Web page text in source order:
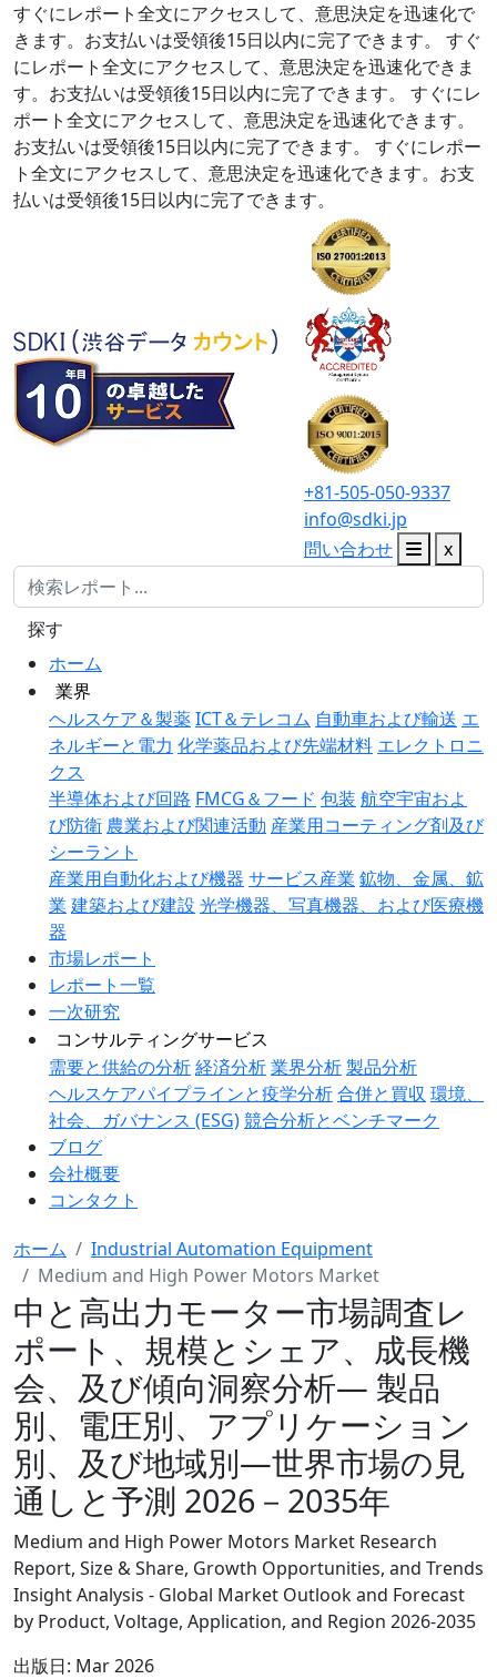
すぐにレポート全文にアクセスして、意思決定を迅速化で
きます。お支払いは受領後15日以内に完了できます。
すぐ
にレポート全文にアクセスして、意思決定を迅速化できま
す。お支払いは受領後15日以内に完了できます。
すぐにレ
ポート全文にアクセスして、意思決定を迅速化できます。
お支払いは受領後15日以内に完了できます。
すぐにレポー
ト全文にアクセスして、意思決定を迅速化できます。お支
払いは受領後15日以内に完了できます。
+81-505-050-9337
info@sdki.jp
問い合わせ
x
ホーム
業界
ヘルスケア＆製薬ICT＆テレコム 自動車および輸送 エ
ネルギーと電力 化学薬品および先端材料 エレクトロニ
クス
半導体および回路 FMCG＆フード 包装 航空宇宙およ
び防衛 農業および関連活動 産業用コーティング剤及び
シーラント
産業用自動化および機器 サービス産業 鉱物、金属、鉱
業 建築および建設 光学機器、写真機器、および医療機
器
市場レポート
レポート一覧
一次研究
コンサルティングサービス
需要と供給の分析経済分析業界分析製品分析
ヘルスケアパイプラインと疫学分析合併と買収 環境、
社会、ガバナンス (ESG)競合分析とベンチマーク
ブログ
会社概要
コンタクト
探す
ホーム
Industrial Automation Equipment
Medium and High Power Motors Market
中と高出力モーター市場調査レ
ポート、規模とシェア、成長機
会、及び傾向洞察分析― 製品
別、電圧別、アプリケーション
別、及び地域別―世界市場の見
通しと予測 2026－2035年
Medium and High Power Motors Market Research
Report, Size & Share, Growth Opportunities, and Trends
Insight Analysis - Global Market Outlook and Forecast
by Product, Voltage, Application, and Region 2026-2035
出版日: Mar 2026